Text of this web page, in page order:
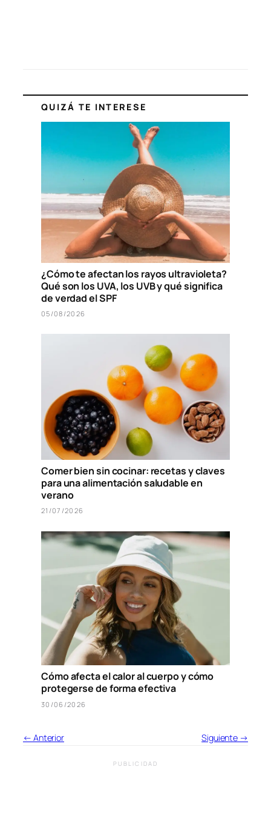
QUIZÁ TE INTERESE
¿Cómo te afectan los rayos ultravioleta?
Qué son los UVA, los UVB y qué significa
de verdad el SPF
05/08/2026
Comer bien sin cocinar: recetas y claves
para una alimentación saludable en
verano
21/07/2026
Cómo afecta el calor al cuerpo y cómo
protegerse de forma efectiva
30/06/2026
← Anterior Siguiente →
PUBLICIDAD